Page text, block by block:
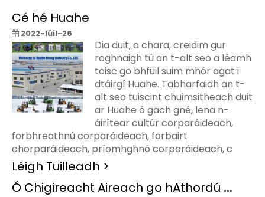
Cé hé Huahe
2022-Iúil-26
Dia duit, a chara, creidim gur
roghnaigh tú an t-alt seo a léamh
toisc go bhfuil suim mhór agat i
dtáirgí Huahe. Tabharfaidh an t-
alt seo tuiscint chuimsitheach duit
ar Huahe ó gach gné, lena n-
áirítear cultúr corparáideach,
forbhreathnú corparáideach, forbairt
chorparáideach, príomhghnó corparáideach, c
Léigh Tuilleadh >
Ó Chigireacht Aireach go hAthordú Muiníneach: Mar a Bhuaigh Huahe Iontaobhas Cliant ón RA